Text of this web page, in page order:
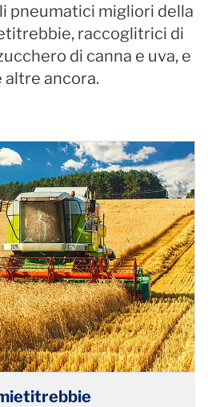
pneumatici migliori della
raccoglitrici di
di canna e uva, e
altre ancora.